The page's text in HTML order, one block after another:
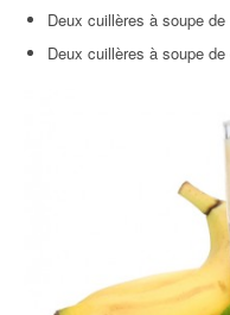
Deux cuillères à soupe
Deux cuillères à soupe